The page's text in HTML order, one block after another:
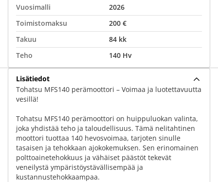
Vuosimalli
2026
Toimistomaksu
200 €
Takuu
84 kk
Teho
140 Hv
Lisätiedot
Tohatsu MFS140 perämoottori – Voimaa ja luotettavuutta
vesillä!
Tohatsu MFS140 perämoottori on huippuluokan valinta,
joka yhdistää teho ja taloudellisuus. Tämä nelitahtinen
moottori tuottaa 140 hevosvoimaa, tarjoten sinulle
tasaisen ja tehokkaan ajokokemuksen. Sen erinomainen
polttoainetehokkuus ja vähäiset päästöt tekevät
veneilystä ympäristöystävällisempää ja
kustannustehokkaampaa.